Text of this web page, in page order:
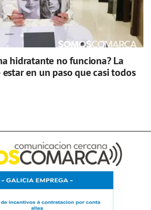
hidratante no funciona? La
en un paso que casi todos